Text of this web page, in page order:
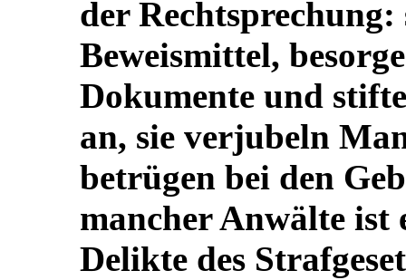
der
Beweismittel,
Dokumente und
an, sie verjubeln
betrügen bei den
mancher Anwälte ist
Delikte des